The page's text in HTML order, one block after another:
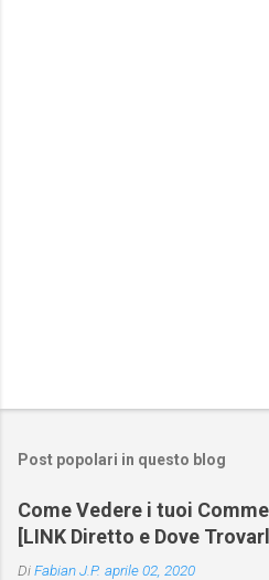
Post popolari in questo blog
Come Vedere i tuoi
[LINK Diretto e Dove
DiFabian J.P. aprile 02, 2020